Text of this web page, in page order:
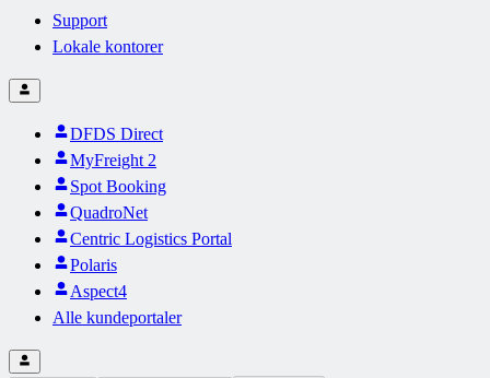
Support
Lokale kontorer
DFDS Direct
MyFreight 2
Spot Booking
QuadroNet
Centric Logistics Portal
Polaris
Aspect4
Alle kundeportaler